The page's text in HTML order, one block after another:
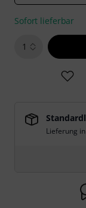
Sofort lieferbar
1
Lieferung